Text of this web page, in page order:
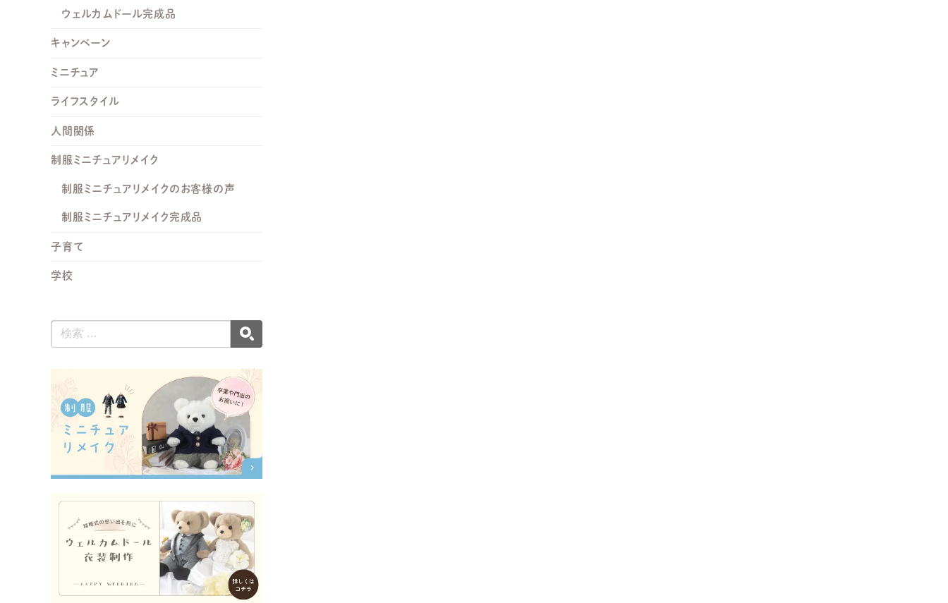
ウェルカムドール完成品
キャンペーン
ミニチュア
ライフスタイル
人間関係
制服ミニチュアリメイク
制服ミニチュアリメイクのお客様の声
制服ミニチュアリメイク完成品
子育て
学校